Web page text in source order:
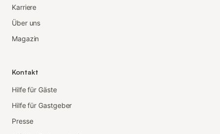
Karriere
Über uns
Magazin
Kontakt
Hilfe für Gäste
Hilfe für Gastgeber
Presse